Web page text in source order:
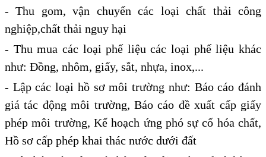
- Thu gom, vận chuyển các loại chất thải công
nghiệp,chất thải nguy hại
- Thu mua các loại phế liệu các loại phế liệu khác
như: Đồng, nhôm, giấy, sắt, nhựa, inox,...
- Lập các loại hồ sơ môi trường như: Báo cáo đánh
giá tác động môi trường, Báo cáo đề xuất cấp giấy
phép môi trường, Kế hoạch ứng phó sự cố hóa chất,
Hồ sơ cấp phép khai thác nước dưới đất